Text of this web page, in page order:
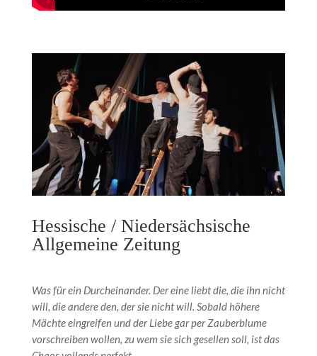
Hessische / Niedersächsische
Allgemeine Zeitung
Was für ein Durcheinander. Der eine liebt die, die ihn nicht
will, die andere den, der sie nicht will. Sobald höhere
Mächte eingreifen und der Liebe gar per Zauberblume
vorschreiben wollen, zu wem sie sich gesellen soll, ist das